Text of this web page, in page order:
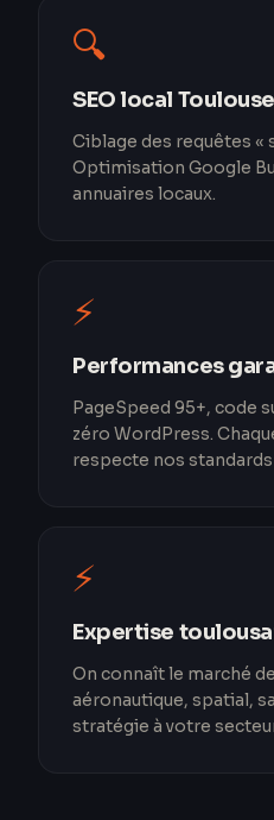
🔍
SEO local Toulouse
Ciblage des requêtes «
Optimisation Google
annuaires locaux.
⚡
Performances
PageSpeed 95+, code
zéro WordPress.
respecte nos
⚡
Expertise
On connaît le marché
aéronautique, spatial,
stratégie à votre